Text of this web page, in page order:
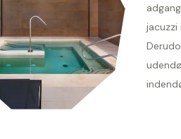
jacuzzi